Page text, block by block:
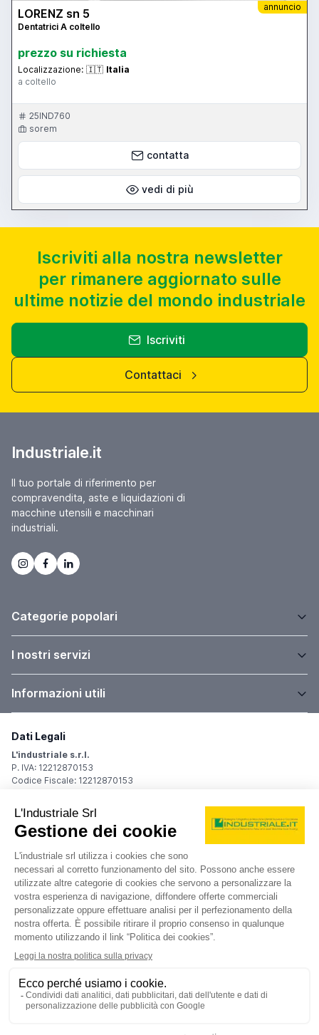
annuncio
LORENZ sn 5
Dentatrici A coltello
prezzo su richiesta
Localizzazione: 🇮🇹 Italia
a coltello
25IND760
sorem
contatta
vedi di più
Iscriviti alla nostra newsletter
per rimanere aggiornato sulle
ultime notizie del mondo industriale
Iscriviti
Contattaci
Industriale.it
Il tuo portale di riferimento per
compravendita, aste e liquidazioni di
macchine utensili e macchinari
industriali.
Categorie popolari
I nostri servizi
Informazioni utili
Dati Legali
L'industriale s.r.l.
P. IVA: 12212870153
Codice Fiscale: 12212870153
Sede Legale
Via Carlo Dolci, 32
20148 Milano (MI)
Italy
Registro Imprese
Iscrizione R.I.: 12212870153
REA: MI-1539011
Capitale sociale: Euro 10.400,00 i.v.
Contatti
info@industriale.it
PEC:industriale@pec.industriale.it
02 8969 3116